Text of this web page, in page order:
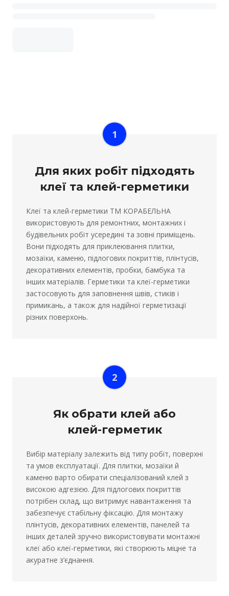
1
Для яких робіт підходять
клеї та клей-герметики
Клеї та клей-герметики ТМ КОРАБЕЛЬНА
використовують для ремонтних, монтажних і
будівельних робіт усередині та зовні приміщень.
Вони підходять для приклеювання плитки,
мозаїки, каменю, підлогових покриттів, плінтусів,
декоративних елементів, пробки, бамбука та
інших матеріалів. Герметики та клеї-герметики
застосовують для заповнення швів, стиків і
примикань, а також для надійної герметизації
різних поверхонь.
2
Як обрати клей або
клей-герметик
Вибір матеріалу залежить від типу робіт, поверхні
та умов експлуатації. Для плитки, мозаїки й
каменю варто обирати спеціалізований клей з
високою адгезією. Для підлогових покриттів
потрібен склад, що витримує навантаження та
забезпечує стабільну фіксацію. Для монтажу
плінтусів, декоративних елементів, панелей та
інших деталей зручно використовувати монтажні
клеї або клеї-герметики, які створюють міцне та
акуратне з’єднання.